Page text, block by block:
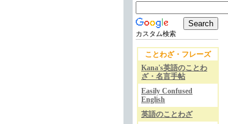
カスタム検索
ことわざ・フレーズ
Kana's英語のことわ
ざ・名言手帖
Easily Confused
English
英語のことわざ